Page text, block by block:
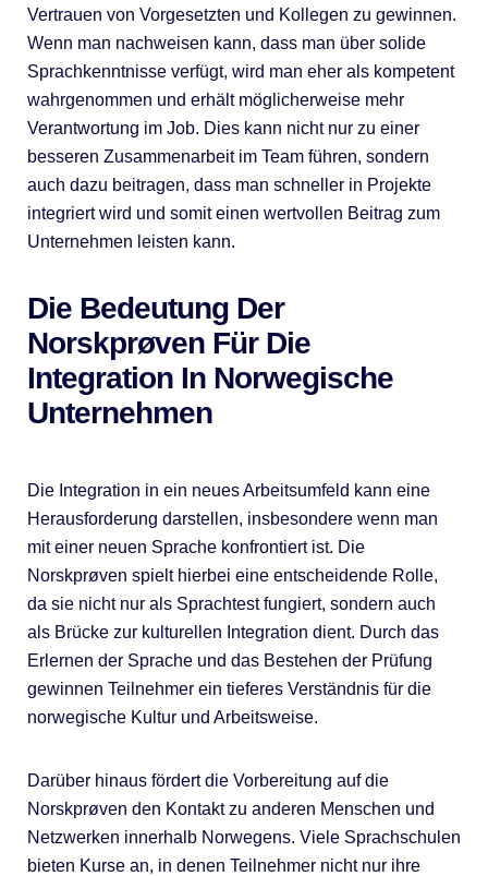
Vertrauen von Vorgesetzten und Kollegen zu gewinnen.
Wenn man nachweisen kann, dass man über solide
Sprachkenntnisse verfügt, wird man eher als kompetent
wahrgenommen und erhält möglicherweise mehr
Verantwortung im Job. Dies kann nicht nur zu einer
besseren Zusammenarbeit im Team führen, sondern
auch dazu beitragen, dass man schneller in Projekte
integriert wird und somit einen wertvollen Beitrag zum
Unternehmen leisten kann.
Die Bedeutung Der
Norskprøven Für Die
Integration In Norwegische
Unternehmen
Die Integration in ein neues Arbeitsumfeld kann eine
Herausforderung darstellen, insbesondere wenn man
mit einer neuen Sprache konfrontiert ist. Die
Norskprøven spielt hierbei eine entscheidende Rolle,
da sie nicht nur als Sprachtest fungiert, sondern auch
als Brücke zur kulturellen Integration dient. Durch das
Erlernen der Sprache und das Bestehen der Prüfung
gewinnen Teilnehmer ein tieferes Verständnis für die
norwegische Kultur und Arbeitsweise.
Darüber hinaus fördert die Vorbereitung auf die
Norskprøven den Kontakt zu anderen Menschen und
Netzwerken innerhalb Norwegens. Viele Sprachschulen
bieten Kurse an, in denen Teilnehmer nicht nur ihre